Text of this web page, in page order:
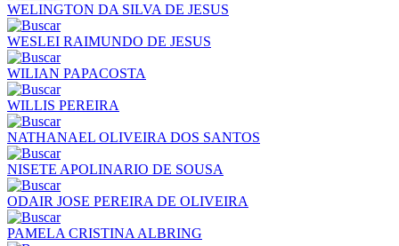
WELINGTON DA SILVA DE JESUS
WESLEI RAIMUNDO DE JESUS
WILIAN PAPACOSTA
WILLIS PEREIRA
NATHANAEL OLIVEIRA DOS SANTOS
NISETE APOLINARIO DE SOUSA
ODAIR JOSE PEREIRA DE OLIVEIRA
PAMELA CRISTINA ALBRING